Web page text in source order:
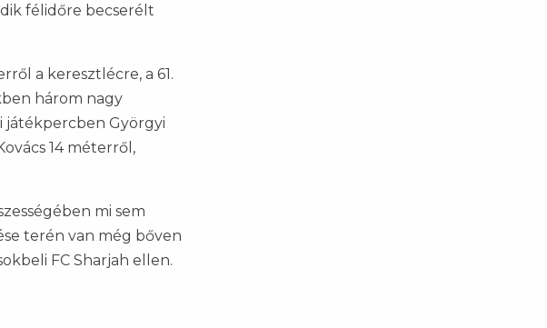
félidőre becserélt
a keresztlécre, a 61.
három nagy
játékpercben Györgyi
14 méterről,
mi sem
terén van még bőven
FC Sharjah ellen.